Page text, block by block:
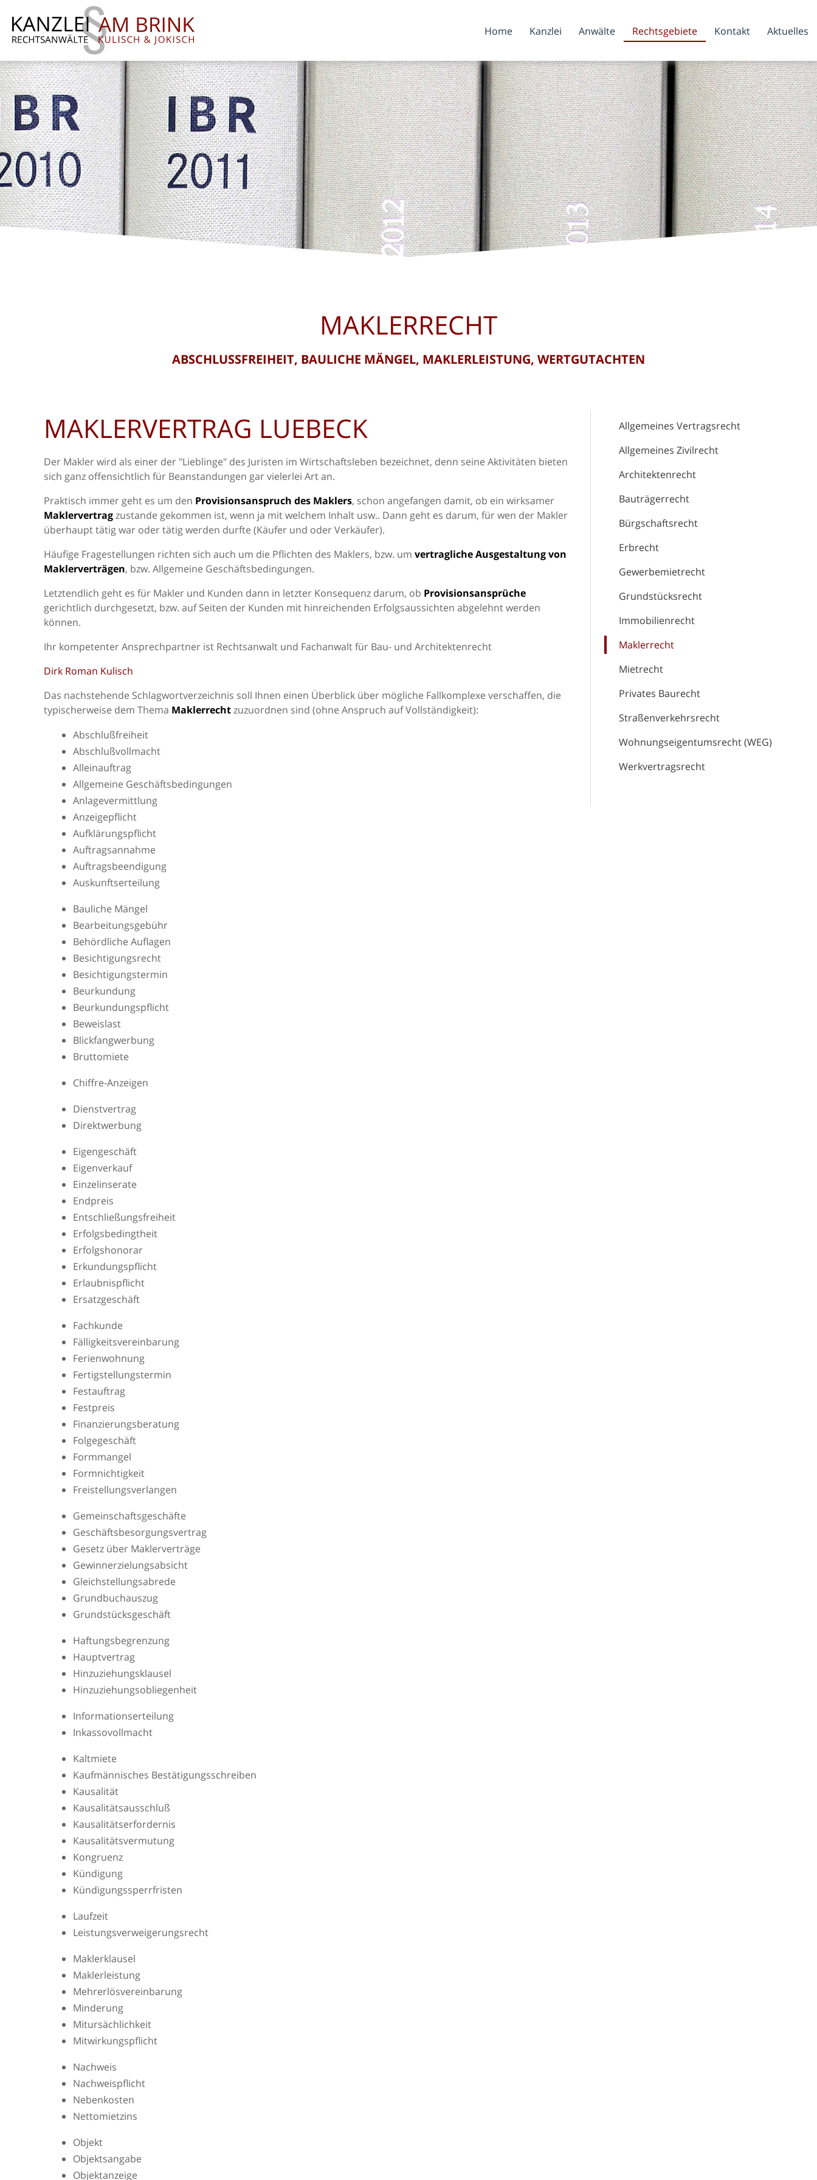
Home Kanzlei Anwälte Rechtsgebiete Kontakt Aktuelles
MAKLERRECHT
ABSCHLUSSFREIHEIT, BAULICHE MÄNGEL, MAKLERLEISTUNG, WERTGUTACHTEN
Allgemeines Vertragsrecht
Allgemeines Zivilrecht
Architektenrecht
Bauträgerrecht
Bürgschaftsrecht
Erbrecht
Gewerbemietrecht
Grundstücksrecht
Immobilienrecht
Maklerrecht
Mietrecht
Privates Baurecht
Straßenverkehrsrecht
Wohnungseigentumsrecht (WEG)
Werkvertragsrecht
MAKLERVERTRAG LUEBECK
Der Makler wird als einer der "Lieblinge" des Juristen im Wirtschaftsleben bezeichnet, denn seine Aktivitäten bieten
sich ganz offensichtlich für Beanstandungen gar vielerlei Art an.
Praktisch immer geht es um den Provisionsanspruch des Maklers, schon angefangen damit, ob ein wirksamer
Maklervertragzustande gekommen ist, wenn ja mit welchem Inhalt usw.. Dann geht es darum, für wen der Makler
überhaupt tätig war oder tätig werden durfte (Käufer und oder Verkäufer).
Häufige Fragestellungen richten sich auch um die Pflichten des Maklers, bzw. um vertragliche Ausgestaltung von
Maklerverträgen, bzw. Allgemeine Geschäftsbedingungen.
Letztendlich geht es für Makler und Kunden dann in letzter Konsequenz darum, ob Provisionsansprüche
gerichtlich durchgesetzt, bzw. auf Seiten der Kunden mit hinreichenden Erfolgsaussichten abgelehnt werden
können.
Ihr kompetenter Ansprechpartner ist Rechtsanwalt und Fachanwalt für Bau- und Architektenrecht
Dirk Roman Kulisch
Das nachstehende Schlagwortverzeichnis soll Ihnen einen Überblick über mögliche Fallkomplexe verschaffen, die
typischerweise dem Thema Maklerrechtzuzuordnen sind (ohne Anspruch auf Vollständigkeit):
Abschlußfreiheit
Abschlußvollmacht
Alleinauftrag
Allgemeine Geschäftsbedingungen
Anlagevermittlung
Anzeigepflicht
Aufklärungspflicht
Auftragsannahme
Auftragsbeendigung
Auskunftserteilung
Bauliche Mängel
Bearbeitungsgebühr
Behördliche Auflagen
Besichtigungsrecht
Besichtigungstermin
Beurkundung
Beurkundungspflicht
Beweislast
Blickfangwerbung
Bruttomiete
Chiffre-Anzeigen
Dienstvertrag
Direktwerbung
Eigengeschäft
Eigenverkauf
Einzelinserate
Endpreis
Entschließungsfreiheit
Erfolgsbedingtheit
Erfolgshonorar
Erkundungspflicht
Erlaubnispflicht
Ersatzgeschäft
Fachkunde
Fälligkeitsvereinbarung
Ferienwohnung
Fertigstellungstermin
Festauftrag
Festpreis
Finanzierungsberatung
Folgegeschäft
Formmangel
Formnichtigkeit
Freistellungsverlangen
Gemeinschaftsgeschäfte
Geschäftsbesorgungsvertrag
Gesetz über Maklerverträge
Gewinnerzielungsabsicht
Gleichstellungsabrede
Grundbuchauszug
Grundstücksgeschäft
Haftungsbegrenzung
Hauptvertrag
Hinzuziehungsklausel
Hinzuziehungsobliegenheit
Informationserteilung
Inkassovollmacht
Kaltmiete
Kaufmännisches Bestätigungsschreiben
Kausalität
Kausalitätsausschluß
Kausalitätserfordernis
Kausalitätsvermutung
Kongruenz
Kündigung
Kündigungssperrfristen
Laufzeit
Leistungsverweigerungsrecht
Maklerklausel
Maklerleistung
Mehrerlösvereinbarung
Minderung
Mitursächlichkeit
Mitwirkungspflicht
Nachweis
Nachweispflicht
Nebenkosten
Nettomietzins
Objekt
Objektsangabe
Objektanzeige